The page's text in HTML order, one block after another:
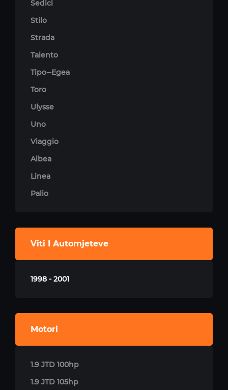
Sedici
Stilo
Strada
Talento
Tipo--Egea
Toro
Ulysse
Uno
Viaggio
Albea
Linea
Palio
Viti I Automjeteve
1998 - 2001
Motori
1.9 JTD 100hp
1.9 JTD 105hp